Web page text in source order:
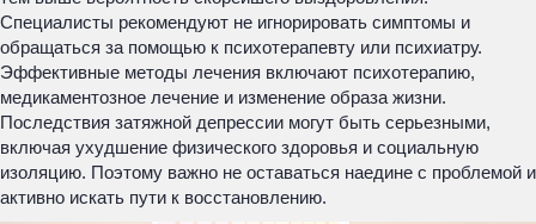
Специалисты рекомендуют не игнорировать симптомы и
обращаться за помощью к психотерапевту или психиатру.
Эффективные методы лечения включают психотерапию,
медикаментозное лечение и изменение образа жизни.
Последствия затяжной депрессии могут быть серьезными,
включая ухудшение физического здоровья и социальную
изоляцию. Поэтому важно не оставаться наедине с проблемой и
активно искать пути к восстановлению.